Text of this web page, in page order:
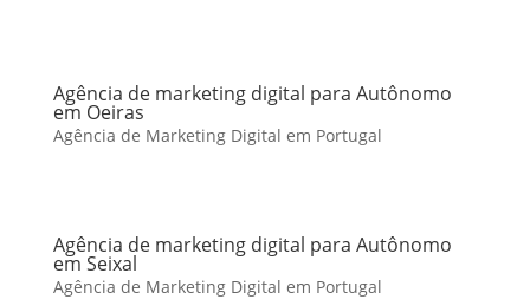
Agência de marketing digital para Autônomo
em Oeiras
Agência de Marketing Digital em Portugal
Agência de marketing digital para Autônomo
em Seixal
Agência de Marketing Digital em Portugal